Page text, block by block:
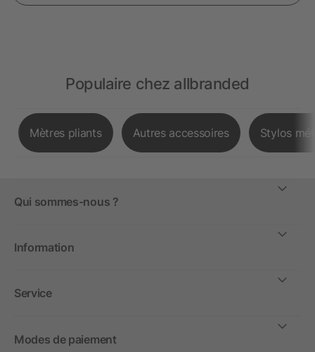
Populaire chez allbranded
Mètres pliants Autres accessoires Stylos
Qui sommes-nous ?
Information
Service
Modes de paiement